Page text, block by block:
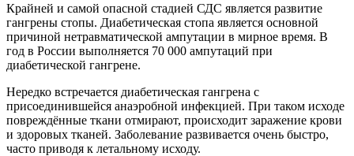
Крайней и самой опасной стадией СДС является развитие
гангрены стопы. Диабетическая стопа является основной
причиной нетравматической ампутации в мирное время. В
год в России выполняется 70 000 ампутаций при
диабетической гангрене.
Нередко встречается диабетическая гангрена с
присоединившейся анаэробной инфекцией. При таком исходе
повреждённые ткани отмирают, происходит заражение крови
и здоровых тканей. Заболевание развивается очень быстро,
часто приводя к летальному исходу.